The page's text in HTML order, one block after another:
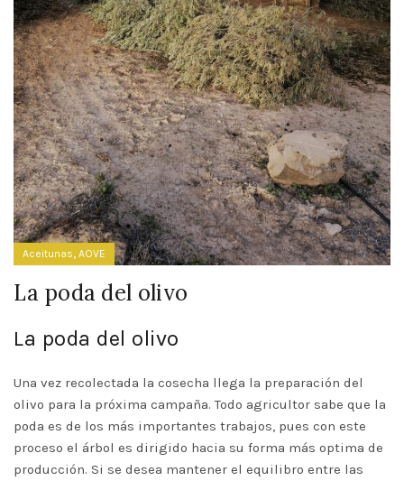
Aceitunas, AOVE
La poda del olivo
La poda del olivo
Una vez recolectada la cosecha llega la preparación del
olivo para la próxima campaña. Todo agricultor sabe que la
poda es de los más importantes trabajos, pues con este
proceso el árbol es dirigido hacia su forma más optima de
producción. Si se desea mantener el equilibro entre las